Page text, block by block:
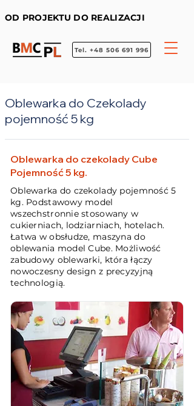
OD PROJEKTU DO REALIZACJI
Tel. +48 506 691 996
Oblewarka do Czekolady
pojemność 5 kg
Oblewarka do czekolady Cube
Pojemność 5 kg.
Oblewarka do czekolady pojemność 5
kg. Podstawowy model
wszechstronnie stosowany w
cukierniach, lodziarniach, hotelach.
Łatwa w obsłudze, maszyna do
oblewania model Cube. Możliwość
zabudowy oblewarki, która łączy
nowoczesny design z precyzyjną
technologią.